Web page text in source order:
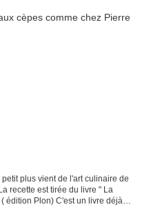
plus vient de l'art culinaire de
recette est tirée du livre " La
édition Plon) C'est un livre déjà